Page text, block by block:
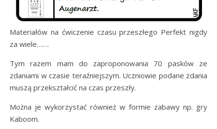
Materiałów na ćwiczenie czasu przeszłego Perfekt nigdy
za wiele…….
Tym razem mam do zaproponowania 70 pasków ze
zdaniami w czasie teraźniejszym. Uczniowie podane zdania
muszą przekształcić na czas przeszły.
Można je wykorzystać również w formie zabawy np. gry
Kaboom.